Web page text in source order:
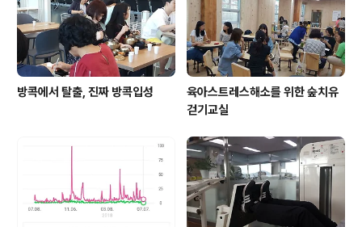
방콕에서 탈출, 진짜 방콕입성
육아스트레스해소를 위한 숲치유
걷기교실